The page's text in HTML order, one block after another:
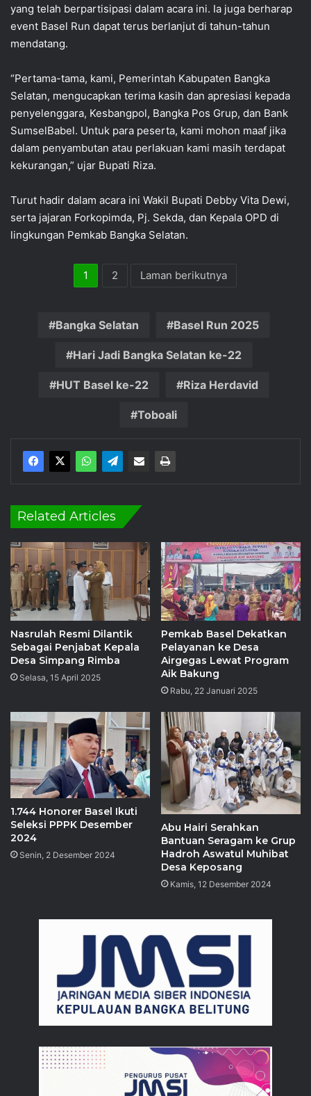
yang telah berpartisipasi dalam acara ini. Ia juga berharap
event Basel Run dapat terus berlanjut di tahun-tahun
mendatang.
“Pertama-tama, kami, Pemerintah Kabupaten Bangka
Selatan, mengucapkan terima kasih dan apresiasi kepada
penyelenggara, Kesbangpol, Bangka Pos Grup, dan Bank
SumselBabel. Untuk para peserta, kami mohon maaf jika
dalam penyambutan atau perlakuan kami masih terdapat
kekurangan,” ujar Bupati Riza.
Turut hadir dalam acara ini Wakil Bupati Debby Vita Dewi,
serta jajaran Forkopimda, Pj. Sekda, dan Kepala OPD di
lingkungan Pemkab Bangka Selatan.
1 2 Laman berikutnya
Bangka Selatan Basel Run 2025
Hari Jadi Bangka Selatan ke-22
HUT Basel ke-22 Riza Herdavid
Toboali
Related Articles
Nasrulah Resmi Dilantik
Sebagai Penjabat Kepala
Desa Simpang Rimba
Selasa, 15 April 2025
Pemkab Basel Dekatkan
Pelayanan ke Desa
Airgegas Lewat Program
Aik Bakung
Rabu, 22 Januari 2025
1.744 Honorer Basel Ikuti
Seleksi PPPK Desember
2024
Senin, 2 Desember 2024
Abu Hairi Serahkan
Bantuan Seragam ke Grup
Hadroh Aswatul Muhibat
Desa Keposang
Kamis, 12 Desember 2024